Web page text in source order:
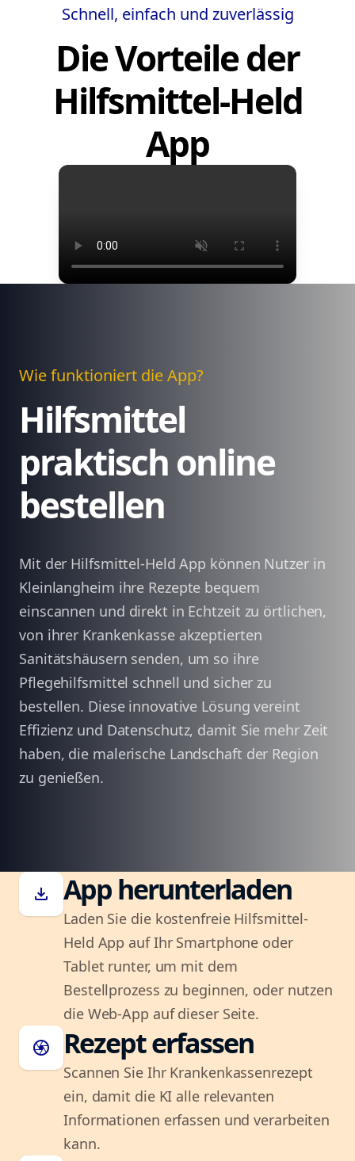
Schnell, einfach und zuverlässig
Die Vorteile der
Hilfsmittel-Held
App
Wie funktioniert die App?
Hilfsmittel
praktisch online
bestellen
Mit der Hilfsmittel-Held App können Nutzer in
Kleinlangheim ihre Rezepte bequem
einscannen und direkt in Echtzeit zu örtlichen,
von ihrer Krankenkasse akzeptierten
Sanitätshäusern senden, um so ihre
Pflegehilfsmittel schnell und sicher zu
bestellen. Diese innovative Lösung vereint
Effizienz und Datenschutz, damit Sie mehr Zeit
haben, die malerische Landschaft der Region
zu genießen.
download App herunterladen
Laden Sie die kostenfreie Hilfsmittel-
Held App auf Ihr Smartphone oder
Tablet runter, um mit dem
Bestellprozess zu beginnen, oder nutzen
die Web-App auf dieser Seite.
camera Rezept erfassen
Scannen Sie Ihr Krankenkassenrezept
ein, damit die KI alle relevanten
Informationen erfassen und verarbeiten
kann.